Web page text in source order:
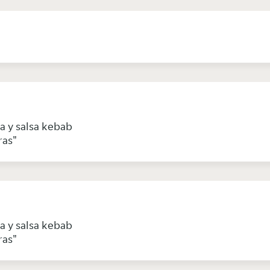
y salsa kebab
y salsa kebab